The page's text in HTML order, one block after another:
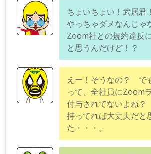
ちょいちょい！武居
やっちゃダメなんじ
Zoom社との規約違反
と思うんだけど！？
えー！そうなの？ で
って、全社員にZoom
付与されてないよね
持ってれば大丈夫だと
た・・・。